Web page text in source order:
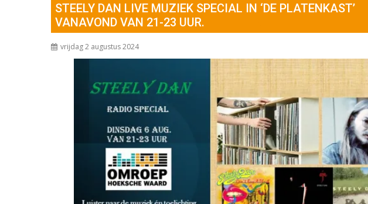
STEELY DAN LIVE MUZIEK SPECIAL IN ‘DE PLATENKAST’
VANAVOND VAN 21-23 UUR.
vrijdag 2 augustus 2024